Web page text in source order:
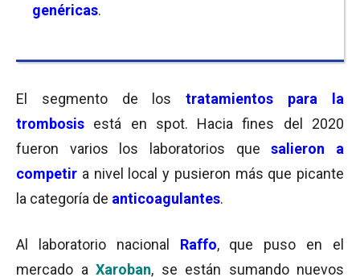
genéricas.
El segmento de los tratamientos para la
trombosis está en spot. Hacia fines del 2020
fueron varios los laboratorios quesalieron a
competir a nivel local y pusieron más que picante
la categoría de anticoagulantes.
Al laboratorio nacional Raffo, que puso en el
mercado a Xaroban, se están sumando nuevos